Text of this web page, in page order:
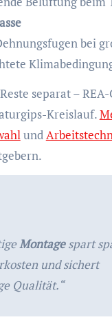
bei
separat –
Kreislauf.
und
Montagespart
und sichert
Qualität.“